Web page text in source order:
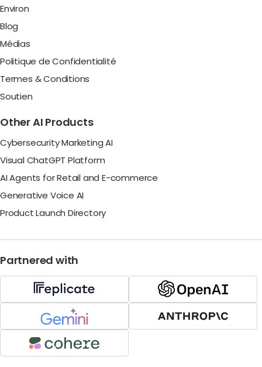
Environ
Blog
Médias
Politique de Confidentialité
Termes & Conditions
Soutien
Other AI Products
Cybersecurity Marketing AI
Visual ChatGPT Platform
AI Agents for Retail and E-commerce
Generative Voice AI
Product Launch Directory
Partnered with